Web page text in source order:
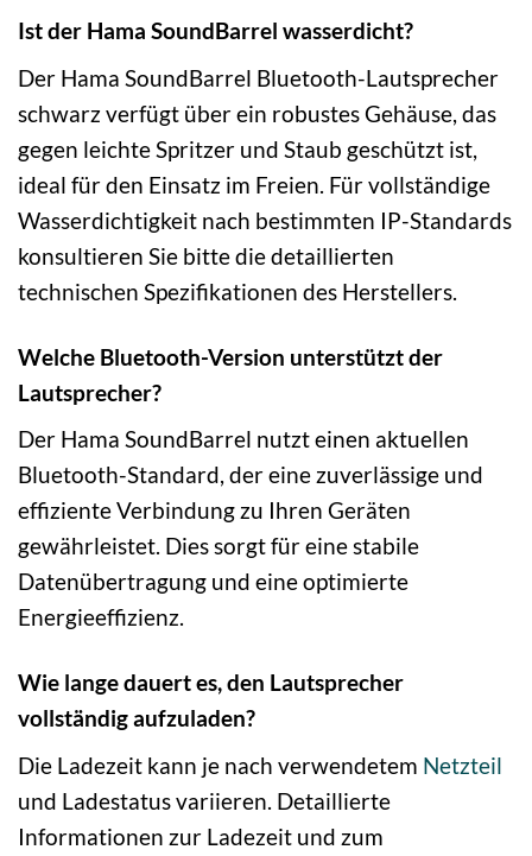
Ist der Hama SoundBarrel wasserdicht?
Der Hama SoundBarrel Bluetooth-Lautsprecher
schwarz verfügt über ein robustes Gehäuse, das
gegen leichte Spritzer und Staub geschützt ist,
ideal für den Einsatz im Freien. Für vollständige
Wasserdichtigkeit nach bestimmten IP-Standards
konsultieren Sie bitte die detaillierten
technischen Spezifikationen des Herstellers.
Welche Bluetooth-Version unterstützt der
Lautsprecher?
Der Hama SoundBarrel nutzt einen aktuellen
Bluetooth-Standard, der eine zuverlässige und
effiziente Verbindung zu Ihren Geräten
gewährleistet. Dies sorgt für eine stabile
Datenübertragung und eine optimierte
Energieeffizienz.
Wie lange dauert es, den Lautsprecher
vollständig aufzuladen?
Die Ladezeit kann je nach verwendetem Netzteil
und Ladestatus variieren. Detaillierte
Informationen zur Ladezeit und zum